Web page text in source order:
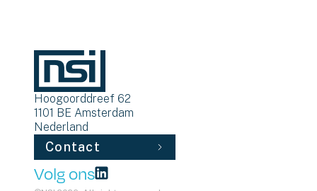
Hoogoorddreef 62
1101 BE Amsterdam
Nederland
Contact
Volg ons